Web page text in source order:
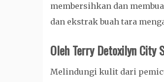
membersihkan dan
dan ekstrak buah tara
Oleh Terry Detoxilyn City
Melindungi kulit dari